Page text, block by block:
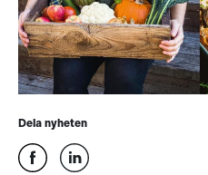
Dela nyheten